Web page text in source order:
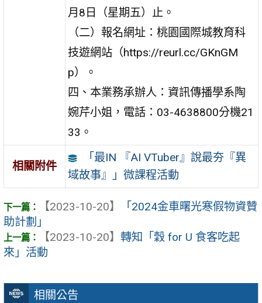
相關公告
月8日（星期五）止。
（二）報名網址：桃園國際城教育科
技遊網站（https://reurl.cc/GKnGM
p）。
四、本業務承辦人：資訊傳播學系陶
婉芹小姐，電話：03-4638800分機21
33。
相關附件
「最IN 『AI VTuber』說最夯『異
域故事』」微課程活動
【2023-10-20】
「2024金車曙光寒假物資贊
助計劃」
【2023-10-20】 轉知「穀 for U 食客吃起
來」活動